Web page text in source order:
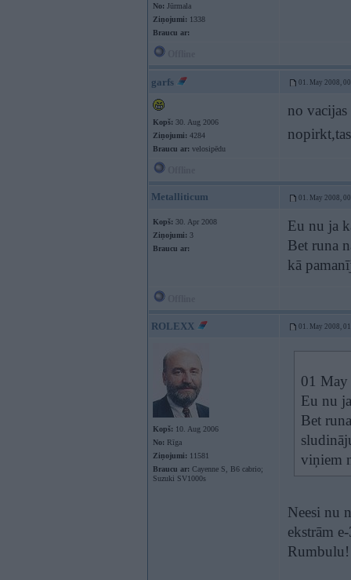
No: Jūrmala
Ziņojumi: 1338
Braucu ar:
garfs 01. May 2008,
Kopš: 30. Aug 2006
Ziņojumi: 4284
Braucu ar: velosipēdu
no
Metalliticum 01. May 2008,
Kopš: 30. Apr 2008
Ziņojumi: 3
Braucu ar:
Eu nu ja
Bet runa
kā
ROLEXX 01. May 2008,
Kopš: 10. Aug 2006
No: Rīga
Ziņojumi: 11581
Braucu ar: Cayenne S, B6 cabrio;
Suzuki SV1000s
01
Eu nu
Bet
viņiem
Neesi nu
ekstrām